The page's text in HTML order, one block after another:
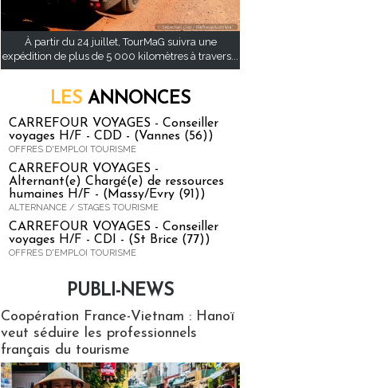
À partir du 24 juillet, TourMaG suivra une
expédition de plus de 5 000 kilomètres à travers...
LES ANNONCES
CARREFOUR VOYAGES - Conseiller
voyages H/F - CDD - (Vannes (56))
OFFRES D'EMPLOI TOURISME
CARREFOUR VOYAGES -
Alternant(e) Chargé(e) de ressources
humaines H/F - (Massy/Evry (91))
ALTERNANCE / STAGES TOURISME
CARREFOUR VOYAGES - Conseiller
voyages H/F - CDI - (St Brice (77))
OFFRES D'EMPLOI TOURISME
PUBLI-NEWS
Coopération France-Vietnam : Hanoï
veut séduire les professionnels
français du tourisme